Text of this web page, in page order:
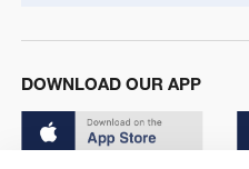
DOWNLOAD OUR APP